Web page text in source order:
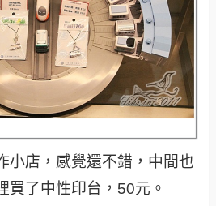
小店，感覺還不錯，中間也
買了中性印台，50元。